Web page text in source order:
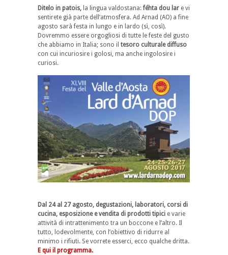
Ditelo in patois, la lingua valdostana:féhta dou lar e vi
sentirete già parte dell’atmosfera. Ad Arnad (AO) a fine
agosto sarà festa in lungo e in lardo (sì, così).
Dovremmo essere orgogliosi di tutte le feste del gusto
che abbiamo in Italia; sono il tesoro culturale diffuso
con cui incuriosire i golosi, ma anche ingolosire i
curiosi.
Dal 24 al 27 agosto, degustazioni, laboratori, corsi di
cucina, esposizione e vendita di prodotti tipici e varie
attività di intrattenimento tra un boccone e l’altro. Il
tutto, lodevolmente, con l’obiettivo di ridurre al
minimo i rifiuti. Se vorrete esserci, ecco qualche dritta.
E qui il programma.